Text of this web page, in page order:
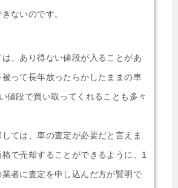
ないのです。
、あり得ない値段が入ることがあ
被って長年放ったらかしたままの車
値段で買い取ってくれることも多々
ては、車の査定が必要だと言えま
で売却することができるように、1
者に査定を申し込んだ方が賢明で